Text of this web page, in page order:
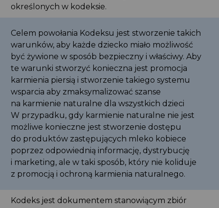
określonych w kodeksie.
Celem powołania Kodeksu jest stworzenie takich
warunków, aby każde dziecko miało możliwość
być żywione w sposób bezpieczny i właściwy. Aby
te warunki stworzyć konieczna jest promocja
karmienia piersią i stworzenie takiego systemu
wsparcia aby zmaksymalizować szanse
na karmienie naturalne dla wszystkich dzieci
W przypadku, gdy karmienie naturalne nie jest
możliwe konieczne jest stworzenie dostępu
do produktów zastępujących mleko kobiece
poprzez odpowiednią informację, dystrybucję
i marketing, ale w taki sposób, który nie koliduje
z promocją i ochroną karmienia naturalnego.
Kodeks jest dokumentem stanowiącym zbiór